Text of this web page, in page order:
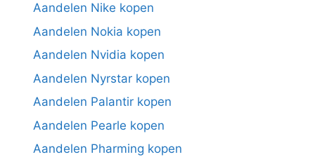
Aandelen Nike kopen
Aandelen Nokia kopen
Aandelen Nvidia kopen
Aandelen Nyrstar kopen
Aandelen Palantir kopen
Aandelen Pearle kopen
Aandelen Pharming kopen